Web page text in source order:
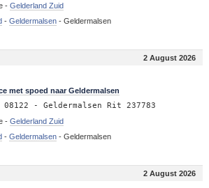
- Gelderland Zuid
- Geldermalsen- Geldermalsen
2 August 2026
met spoed naar Geldermalsen
08122 - Geldermalsen Rit 237783
- Gelderland Zuid
- Geldermalsen- Geldermalsen
2 August 2026